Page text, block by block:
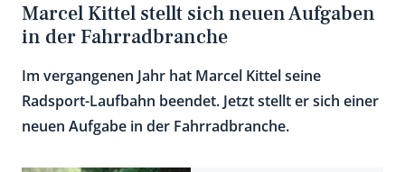
Marcel Kittel stellt sich neuen Aufgaben
in der Fahrradbranche
Im vergangenen Jahr hat Marcel Kittel seine
Radsport-Laufbahn beendet. Jetzt stellt er sich einer
neuen Aufgabe in der Fahrradbranche.